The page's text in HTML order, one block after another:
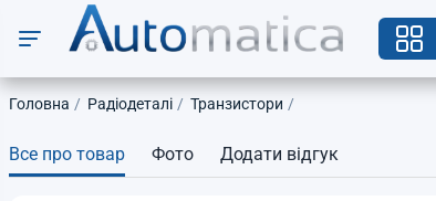
Головна Радіодеталі Транзистори
Все про товар Фото Додати відгук